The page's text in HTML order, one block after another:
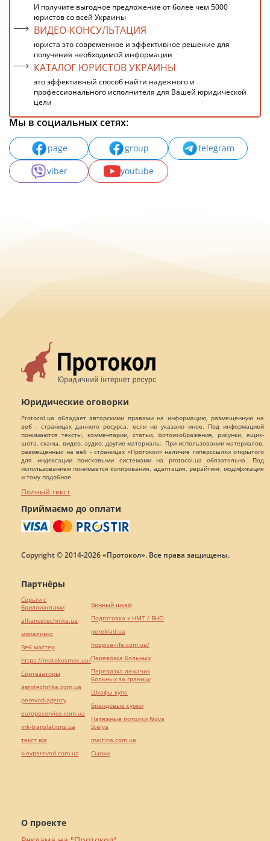
И получите выгодное предложение от более чем 5000
юристов со всей Украины
ВИДЕО-КОНСУЛЬТАЦИЯ
юриста это современное и эффективное решение для
получения необходимой информации
КАТАЛОГ ЮРИСТОВ УКРАИНЫ
это эффективный способ найти надежного и
профессионального исполнителя для Вашей юридической
цели
Мы в социальных сетях:
page group
telegram
viber
youtube
Юридические оговорки
Protocol.ua обладает авторскими правами на информацию, размещенную на
веб - страницах данного ресурса, если не указано иное. Под информацией
понимаются тексты, комментарии, статьи, фотоизображения, рисунки, ящик-
шота, сканы, видео, аудио, другие материалы. При использовании материалов,
размещенных на веб - страницах «Протокол» наличие гиперссылки открытого
для индексации поисковыми системами на protocol.ua обязательна. Под
использованием понимается копирования, адаптация, рерайтинг, модификация
и тому подобное.
Полный текст
Приймаємо до оплати
Copyright © 2014-2026 «Протокол». Все права защищены.
О проекте
Партнёры
Серьги с
бриллиантами
alliancetechnika.ua
миралинкс
Веб мастер
https://motokosmos.ua/
Синтезаторы
agrotechnika.com.ua
perevod.agency
europeservice.com.ua
mk-translations.ua
текст юа
kievperevod.com.ua
Винный шкаф
Подготовка к НМТ / ВНО
pereklad.ua
hospice-life.com.ua/
Перевозка больных
Перевозка лежачих
больных за границу
Шкафы купе
Брендовые сумки
Натяжные потолки Nova
Stelya
maltina.com.ua
Cылки